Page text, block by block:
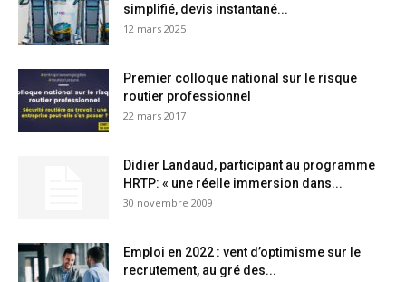
simplifié, devis instantané...
12 mars 2025
Premier colloque national sur le risque
routier professionnel
22 mars 2017
Didier Landaud, participant au programme
HRTP: « une réelle immersion dans...
30 novembre 2009
Emploi en 2022 : vent d’optimisme sur le
recrutement, au gré des...